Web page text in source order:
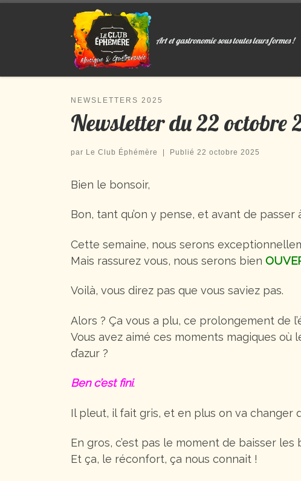
Passer au contenu
Art et gastronomie sous toutes leurs formes !
NEWSLETTERS 2025
Newsletter du 22 octobre
par Le Club Éphémère | Publié 22 octobre 2025
Bien le bonsoir,
Bon, tant qu’on y pense, et avant de
Cette semaine, nous serons
Mais rassurez vous, nous serons bien
Voilà, vous direz pas que vous saviez pas.
Alors ? Ça vous a plu, ce prolongement de
Vous avez aimé ces moments magiques
d’azur ?
Ben c’est fini.
Il pleut, il fait gris, et en plus on va changer
En gros, c’est pas le moment de baisser
Et ça, le réconfort, ça nous connait !